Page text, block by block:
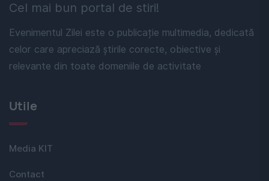
Cel mai bun portal de stiri!
Evenimentul Zilei este o publicație multimedia, dedicată
celor care apreciază știrile corecte, obiective și
relevante din toate domeniile de activitate
Utile
Media KIT
Contact